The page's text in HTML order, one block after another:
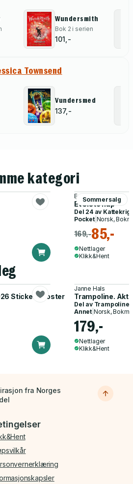
Wundersmith
Bok 2 i serien
101,-
Townsend
Vundersmed
137,-
kategori
Sommersalg
Erin Hunter
Et siste håp
Del 24 av
Pocket| Norsk,
169,-85,-
Nettlager
Klikk&Hent
Sticker Booster
Janne Hals
Trampoline.
Del av Trampoline
Annet| Norsk,
179,-
Nettlager
Klikk&Hent
fra Norges